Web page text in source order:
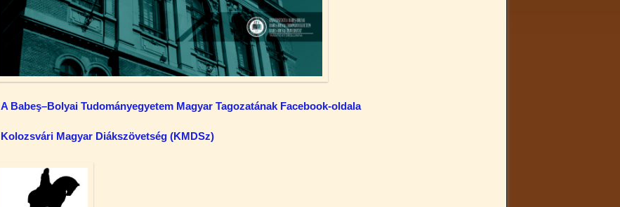
A Babeş–Bolyai Tudományegyetem Magyar Tagozatának Facebook-oldala
Kolozsvári Magyar Diákszövetség (KMDSz)